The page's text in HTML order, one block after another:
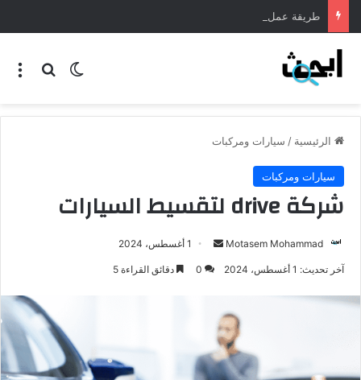
طريقة عمل المنسف الاردني
الرئيسية / سيارات ومركبات
سيارات ومركبات
شركة drive لتقسيط السيارات
Motasem Mohammad 1 أغسطس، 2024
آخر تحديث: 1 أغسطس، 2024 0 دقائق القراءة 5